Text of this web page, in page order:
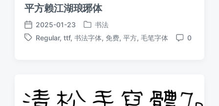
平方赖江湖琅琊体
发
布
2025-01-23
发
布
书法
标
Regular, ttf, 书法字体, 免费, 平方, 毛笔字体
评
0